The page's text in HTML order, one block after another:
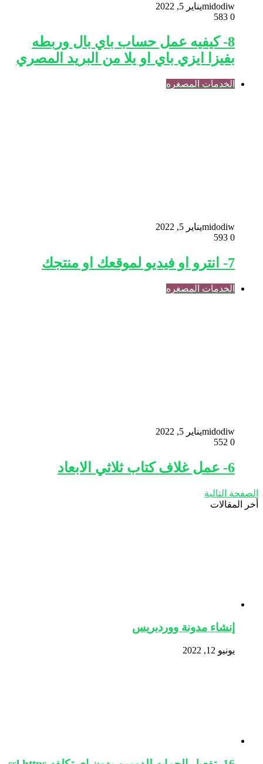
midodiwيناير 5, 2022
0
8- كيفيه عمل حساب باي بال وربطه
بفيزا ايزي باي او يلا من البريد المصري
الخدمات المصغره
midodiwيناير 5, 2022
0
7- انترو او فيديو لموقعك او منتجك
الخدمات المصغره
midodiwيناير 5, 2022
0
6- عمل غلاف كتاب ثلاثي الابعاد
الصفحة التالية
أخر المقالات
إنشاء مدونة ووردبريس
يونيو 12, 2022